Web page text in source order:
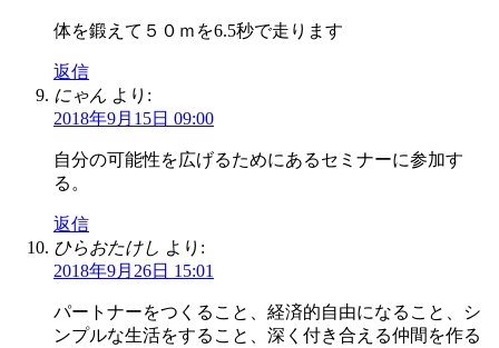
体を鍛えて５０ｍを6.5秒で走ります
返信
にゃん より:
2018年9月15日 09:00
自分の可能性を広げるためにあるセミナーに参加す
る。
返信
ひらおたけし より:
2018年9月26日 15:01
パートナーをつくること、経済的自由になること、シ
ンプルな生活をすること、深く付き合える仲間を作る